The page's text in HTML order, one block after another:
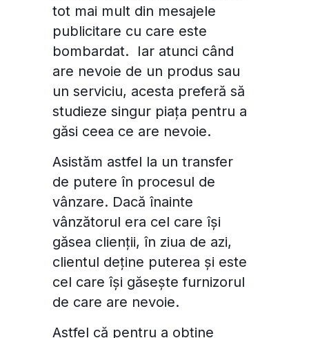
tot mai mult din mesajele
publicitare cu care este
bombardat. Iar atunci când
are nevoie de un produs sau
un serviciu, acesta preferă să
studieze singur piața pentru a
găsi ceea ce are nevoie.
Asistăm astfel la un transfer
de putere în procesul de
vânzare. Dacă înainte
vânzătorul era cel care își
găsea clienții, în ziua de azi,
clientul deține puterea și este
cel care își găsește furnizorul
de care are nevoie.
Astfel că pentru a obține